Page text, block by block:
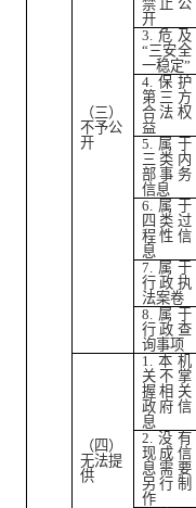
（三）
不予公
开
禁止公
开
3. 危及
“三安全
一稳定”
4. 保护
第三方
合法权
益
5.
属于
三类内
部事务
信息
6.
属于
四类过
程性信
息
7.
属于
行政执
法案卷
8.
属于
行政查
询事项
（四）
无法提
供
1.
本机
关不掌
握相关
政府信
息
2. 没有
现成信
息需要
另行制
作